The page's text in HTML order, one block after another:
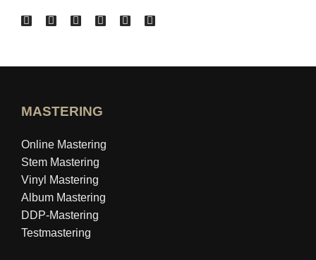
MASTERING
Online Mastering
Stem Mastering
Vinyl Mastering
Album Mastering
DDP-Mastering
Testmastering